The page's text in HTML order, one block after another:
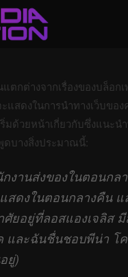
ตกต่างจากเรื่องของบล็อก
แสดงในการนำทางเว็บขอ
ด้วยหน้าเกี่ยวกับซึ่งแนะนำ
ดบางสิ่งประมาณนี้:
งานส่งของในตอนกล
สดงในตอนกลางคืน
ศัยอยู่ที่ลอสแองเจลิส
และฉันชื่นชอบพีน่า โ
ยู่)